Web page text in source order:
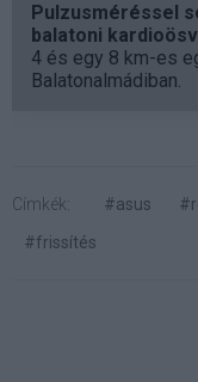
Pulzusméréssel
balatoni
4 és egy 8 km-es
Balatonalmádiban.
Címkék: #asus
#frissítés